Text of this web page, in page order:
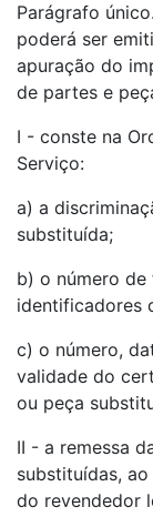
Parágrafo
poderá ser
apuração do
de partes e
I - conste na
Serviço:
a) a
substituída;
b) o número
identificadores
c) o número,
validade do
ou peça
II - a remessa
substituídas,
do revendedor